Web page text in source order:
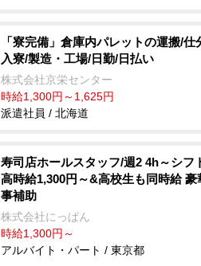
「寮完備」倉庫内パレットの運搬/仕
入寮/製造・工場/日勤/日払い
株式会社京栄センター
時給1,300円～1,625円
派遣社員 / 北海道
寿司店ホールスタッフ/週2 4h～シフ
高時給1,300円～&高校生も同時給 豪
事補助
株式会社にっぱん
時給1,300円～
アルバイト・パート / 東京都